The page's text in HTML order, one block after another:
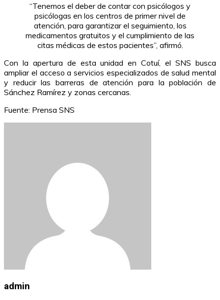
“Tenemos el deber de contar con psicólogos y
psicólogas en los centros de primer nivel de
atención, para garantizar el seguimiento, los
medicamentos gratuitos y el cumplimiento de las
citas médicas de estos pacientes”, afirmó.
Con la apertura de esta unidad en Cotuí, el SNS busca
ampliar el acceso a servicios especializados de salud mental
y reducir las barreras de atención para la población de
Sánchez Ramírez y zonas cercanas.
Fuente: Prensa SNS
admin